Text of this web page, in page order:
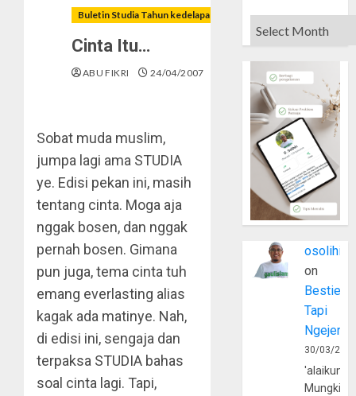
Buletin Studia Tahun kedelapan
Cinta Itu…
ABU FIKRI 24/04/2007
Sobat muda muslim,
jumpa lagi ama STUDIA
ye. Edisi pekan ini, masih
tentang cinta. Moga aja
nggak bosen, dan nggak
pernah bosen. Gimana
pun juga, tema cinta tuh
emang everlasting alias
kagak ada matinye. Nah,
di edisi ini, sengaja dan
terpaksa STUDIA bahas
soal cinta lagi. Tapi,
Archives
osolihin
on
Bestie
Tapi
30/03/
Mungkin